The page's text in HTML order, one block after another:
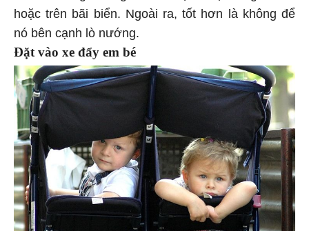
hoặc trên bãi biển. Ngoài ra, tốt hơn là không để
nó bên cạnh lò nướng.
Đặt vào xe đẩy em bé